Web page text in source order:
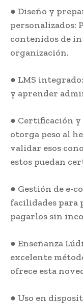
● Diseño y
personalizados:
contenidos de
organización.
● LMS
y aprender
● Certificación y
otorga peso al
validar esos
estos puedan
● Gestión de e-
facilidades para
pagarlos sin
● Enseñanza
excelente
ofrece esta
● Uso en